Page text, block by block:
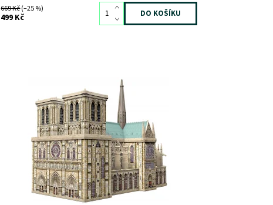
669 Kč(–25 %)
499 Kč
Postavte si skvost celoevropské středověké
architektury - Katedrálu Notre Dame!
Dostupnost:
Skladem3
4464
RAVENSBURGER